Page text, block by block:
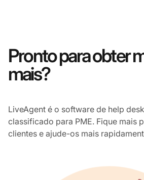
Pronto para obter
mais?
LiveAgent é o software de help
classificado para PME. Fique mais
clientes e ajude-os mais